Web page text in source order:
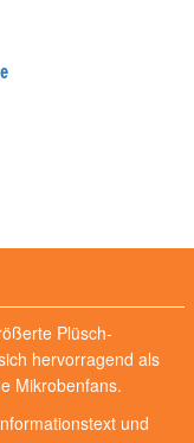
Plüsch-
hervorragend als
Mikrobenfans.
und